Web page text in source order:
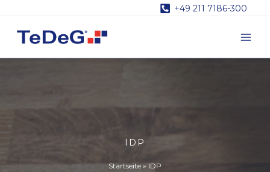
springen
+49 211 7186-300
IDP
Startseite » IDP